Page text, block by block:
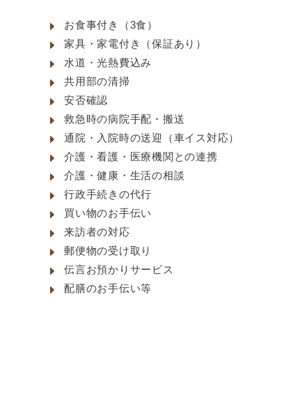
お食事付き（3食）
家具・家電付き（保証あり）
水道・光熱費込み
共用部の清掃
安否確認
救急時の病院手配・搬送
通院・入院時の送迎（車イス対応）
介護・看護・医療機関との連携
介護・健康・生活の相談
行政手続きの代行
買い物のお手伝い
来訪者の対応
郵便物の受け取り
伝言お預かりサービス
配膳のお手伝い等